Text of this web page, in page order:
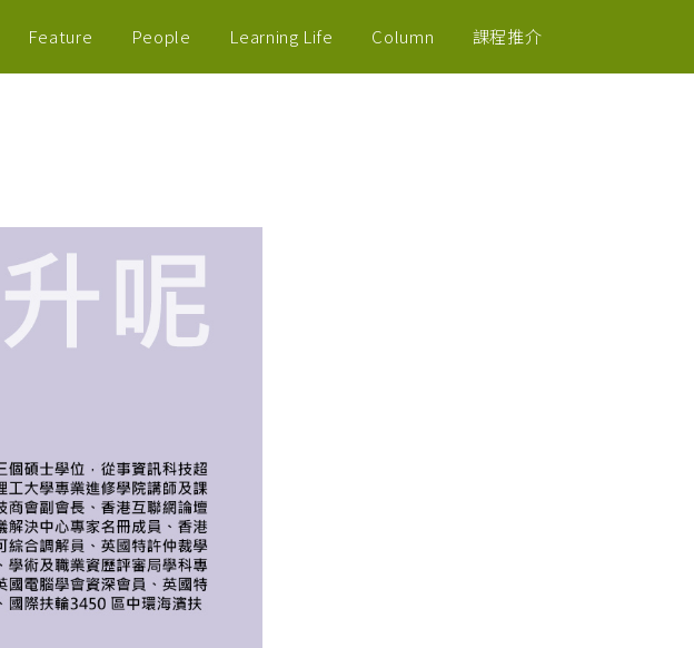
Feature People Learning Life Column 課程推介